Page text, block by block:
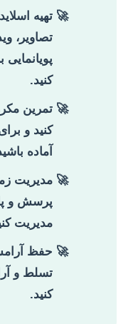
تهیه
تصاویر،
پویانمایی
کنید.
تمرین
کنید و
آماده
مدیریت
پرسش و
مدیریت
حفظ
تسلط و
کنید.